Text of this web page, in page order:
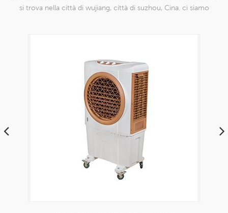
si trova nella città di wujiang, città di suzhou, Cina. ci siamo